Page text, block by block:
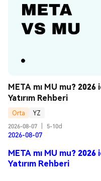
META mı MU mu?
Yatırım Rehberi
Orta
YZ
2026-08-07
5-10d
2026-08-07
META mı MU mu?
Yatırım Rehberi